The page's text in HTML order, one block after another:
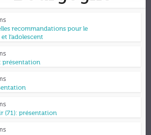
recommandations pour le
l’adolescent
: présentation
(71): présentation